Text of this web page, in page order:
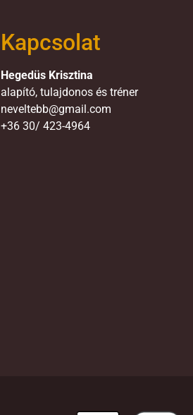
Kapcsolat
Hegedüs Krisztina
alapító, tulajdonos és tréner
neveltebb@gmail.com
+36 30/ 423-4964